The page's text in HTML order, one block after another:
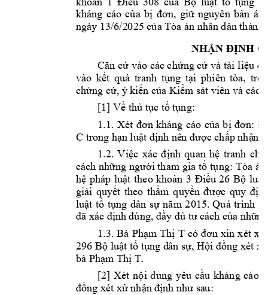
khng co của bị đơn, giữ nguyên bản n
ngày 13/6/2025 của Ta n nhân dân thành
NHẬN ĐỊNH C
Căn cứ vào cc chứng cứ và tài liệu
vào kết quả tranh tụng tại phiên ta,
chứng cứ,  kiến của Kiểm st viên và cc
[1] Về thủ tục tố tụng:
1.1. Xét đơn khng co của bị đơn:
C trong hạn luật định nên được chấp nhận
1.2. Việc xc định quan hệ tranh c
cch những người tham gia tố tụng: Ta
hệ php luật theo khoản 3 Điều 26 Bộ luật
giải quyết theo thm quyền được quy địn
luật tố tụng dân sự năm 2015. Qu trình
đã xc định đng, đầy đủ tư cch của nhữ
1.3. Bà Phạm Thị T có đơn xin xét xử
296 Bộ luật tố tụng dân sự, Hội đồng xét
bà Phạm Thị T.
[2] Xét nội dung yêu cầu kháng cáo
đồng xét xử nhận định như sau: